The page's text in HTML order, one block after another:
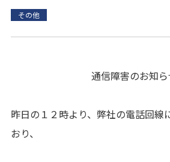
その他
通信障害のお知
昨日の１２時より、弊社の電話回線
おり、